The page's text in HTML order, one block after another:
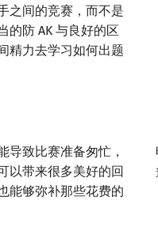
之间的竞赛，而不是
的防 AK 与良好的区
精力去学习如何出题
导致比赛准备匆忙，
以带来很多美好的回
能够弥补那些花费的